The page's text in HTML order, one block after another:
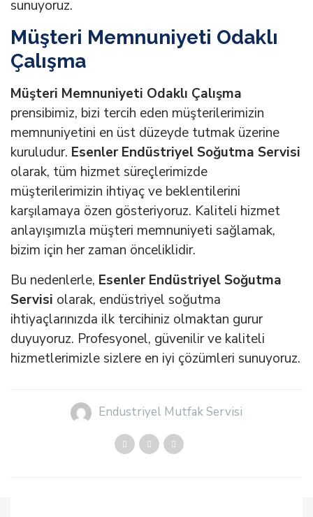
sunuyoruz.
Müşteri Memnuniyeti Odaklı
Çalışma
Müşteri Memnuniyeti Odaklı Çalışma
prensibimiz, bizi tercih eden müşterilerimizin
memnuniyetini en üst düzeyde tutmak üzerine
kuruludur. Esenler Endüstriyel Soğutma Servisi
olarak, tüm hizmet süreçlerimizde
müşterilerimizin ihtiyaç ve beklentilerini
karşılamaya özen gösteriyoruz. Kaliteli hizmet
anlayışımızla müşteri memnuniyeti sağlamak,
bizim için her zaman önceliklidir.
Bu nedenlerle, Esenler Endüstriyel Soğutma
Servisi olarak, endüstriyel soğutma
ihtiyaçlarınızda ilk tercihiniz olmaktan gurur
duyuyoruz. Profesyonel, güvenilir ve kaliteli
hizmetlerimizle sizlere en iyi çözümleri sunuyoruz.
Endustriyel Mutfak Servisi